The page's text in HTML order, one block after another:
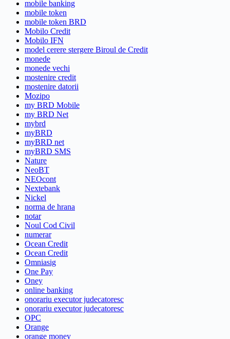
mobile banking
mobile token
mobile token BRD
Mobilo Credit
Mobilo IFN
model cerere stergere Biroul de Credit
monede
monede vechi
mostenire credit
mostenire datorii
Mozipo
my BRD Mobile
my BRD Net
mybrd
myBRD
myBRD net
myBRD SMS
Nature
NeoBT
NEOcont
Nextebank
Nickel
norma de hrana
notar
Noul Cod Civil
numerar
Ocean Credit
Ocean Credit
Omniasig
One Pay
Oney
online banking
onorariu executor judecatoresc
onorariu executor judecatoresc
OPC
Orange
orange money